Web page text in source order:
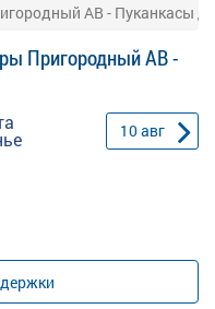
АВ - Пуканкасы д.
Пригородный АВ -
10авг